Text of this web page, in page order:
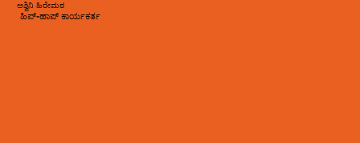
ಅಶ್ವಿನಿ ಹಿರೇಮಠ
ಹಿಪ್-ಹಾಪ್ ಕಾರ್ಯಕರ್ತ